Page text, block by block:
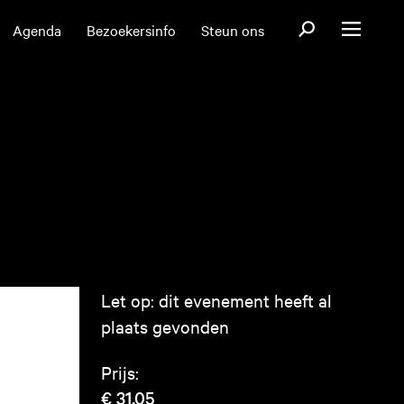
Agenda Bezoekersinfo Steun ons OpenOpen menu
Let op: dit evenement heeft al
plaats gevonden
Prijs:
€ 31,05